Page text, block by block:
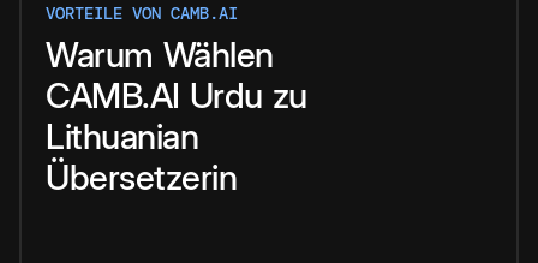
VORTEILE VON CAMB.AI
Warum Wählen
CAMB.AI Urdu zu
Lithuanian
Übersetzerin